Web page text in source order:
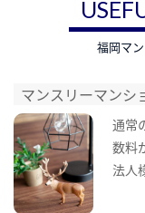
福岡マ
マンスリーマンシ
通常
数料
法人